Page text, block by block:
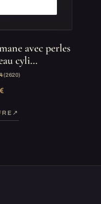
avec perles
cyli…
(2 620)